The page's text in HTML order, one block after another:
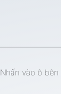
Nhấn vào ô